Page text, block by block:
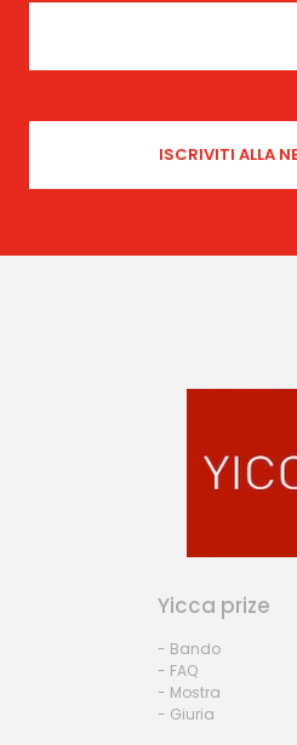
Yicca prize
- Bando
- FAQ
- Mostra
- Giuria